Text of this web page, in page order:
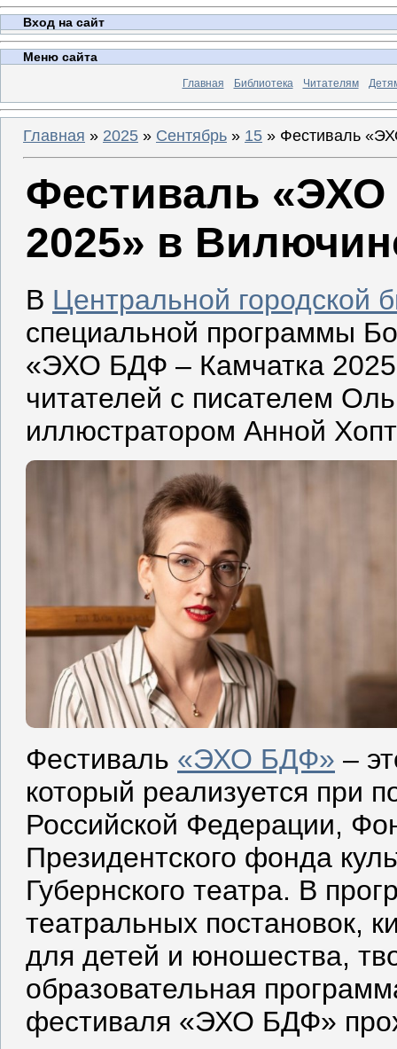
Вход на сайт
Меню сайта
Главная Библиотека Читателям
Главная » 2025 » Сентябрь » 15 » Фестиваль
Фестиваль
2025» в
В Центральной городской
специальной программы
«ЭХО БДФ – Камчатка
читателей с писателем
иллюстратором Анной
Фестиваль «ЭХО БДФ» –
который реализуется при
Российской Федерации,
Президентского фонда
Губернского театра. В
театральных постановок,
для детей и юношества,
образовательная
фестиваля «ЭХО БДФ»